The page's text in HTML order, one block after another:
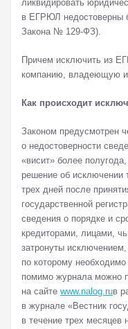
ликвидировать
в ЕГРЮЛ недостоверны
Закона № 129-ФЗ).
Причем исключить из
компанию, владеющую
Как происходит
Законом предусмотрен
о недостоверности
«висит» более
решение об
трех дней после
государственной
сведения о порядке и
кредиторами, лицами,
затронуты
по которому
помимо журнала можно
на сайте www.nalog.ruв
в журнале «Вестник
в течение трех месяцев